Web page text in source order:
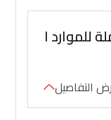
للموارد
التفاصيل